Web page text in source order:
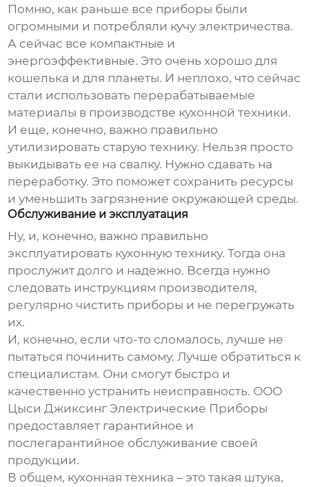
Помню, как раньше все приборы были
огромными и потребляли кучу электричества.
А сейчас все компактные и
энергоэффективные. Это очень хорошо для
кошелька и для планеты. И неплохо, что сейчас
стали использовать перерабатываемые
материалы в производстве кухонной техники.
И еще, конечно, важно правильно
утилизировать старую технику. Нельзя просто
выкидывать ее на свалку. Нужно сдавать на
переработку. Это поможет сохранить ресурсы
и уменьшить загрязнение окружающей среды.
Обслуживание и эксплуатация
Ну, и, конечно, важно правильно
эксплуатировать кухонную технику. Тогда она
прослужит долго и надежно. Всегда нужно
следовать инструкциям производителя,
регулярно чистить приборы и не перегружать
их.
И, конечно, если что-то сломалось, лучше не
пытаться починить самому. Лучше обратиться к
специалистам. Они смогут быстро и
качественно устранить неисправность. ООО
Цыси Джиксинг Электрические Приборы
предоставляет гарантийное и
послегарантийное обслуживание своей
продукции.
В общем, кухонная техника – это такая штука,